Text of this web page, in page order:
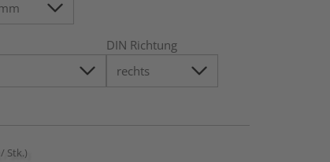
DIN Richtung
Stk.)